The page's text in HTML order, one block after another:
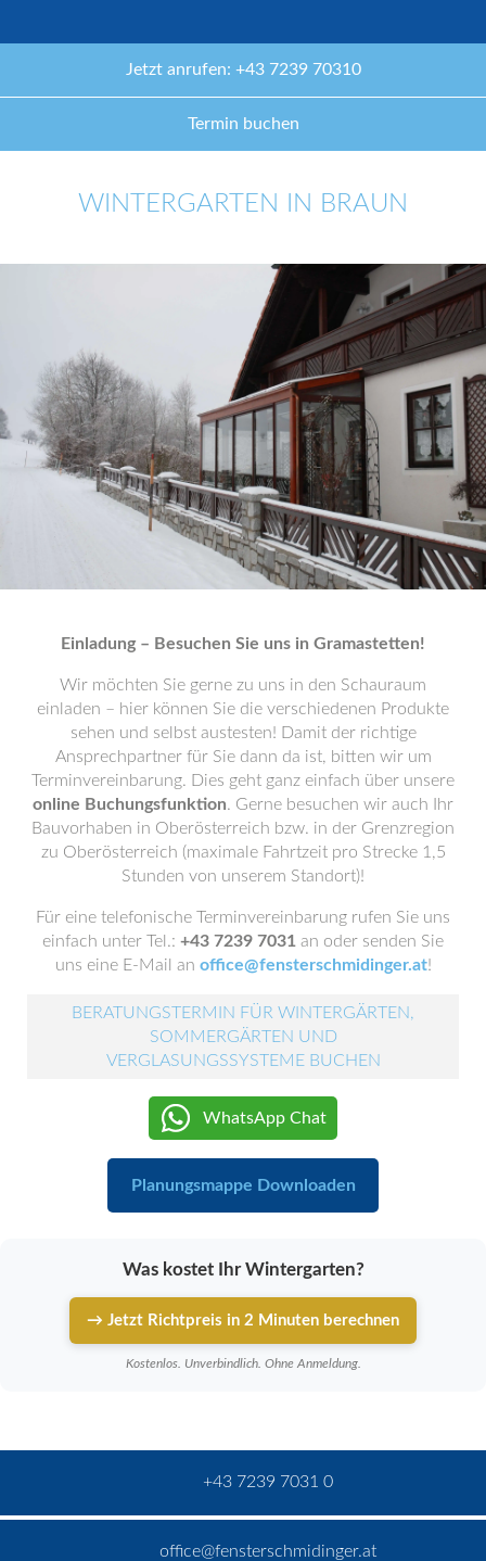
Jetzt anrufen: +43 7239 70310
Termin buchen
WINTERGARTEN IN BRAUN
Einladung – Besuchen Sie uns in Gramastetten!
Wir möchten Sie gerne zu uns in den Schauraum
einladen – hier können Sie die verschiedenen Produkte
sehen und selbst austesten! Damit der richtige
Ansprechpartner für Sie dann da ist, bitten wir um
Terminvereinbarung. Dies geht ganz einfach über unsere
online Buchungsfunktion. Gerne besuchen wir auch Ihr
Bauvorhaben in Oberösterreich bzw. in der Grenzregion
zu Oberösterreich (maximale Fahrtzeit pro Strecke 1,5
Stunden von unserem Standort)!
Für eine telefonische Terminvereinbarung rufen Sie uns
einfach unter Tel.: +43 7239 7031 an oder senden Sie
uns eine E-Mail an office@fensterschmidinger.at!
BERATUNGSTERMIN FÜR WINTERGÄRTEN,
SOMMERGÄRTEN UND
VERGLASUNGSSYSTEME BUCHEN
WhatsApp Chat
Planungsmappe Downloaden
Was kostet Ihr Wintergarten?
→ Jetzt Richtpreis in 2 Minuten berechnen
Kostenlos. Unverbindlich. Ohne Anmeldung.
+43 7239 7031 0
office@fensterschmidinger.at